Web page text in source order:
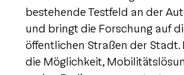
bestehende Testfeld an der
und bringt die Forschung auf
öffentlichen Straßen der Stadt.
die Möglichkeit,